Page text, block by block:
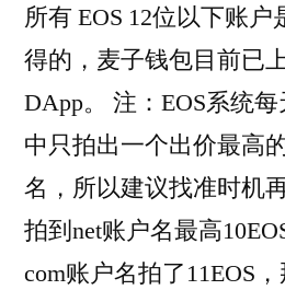
所有 EOS 12位以下账
得的，麦子钱包目前已
DApp。 注：EOS系统
中只拍出一个出价最高
名，所以建议找准时机
拍到net账户名最高
com账户名拍了11EOS